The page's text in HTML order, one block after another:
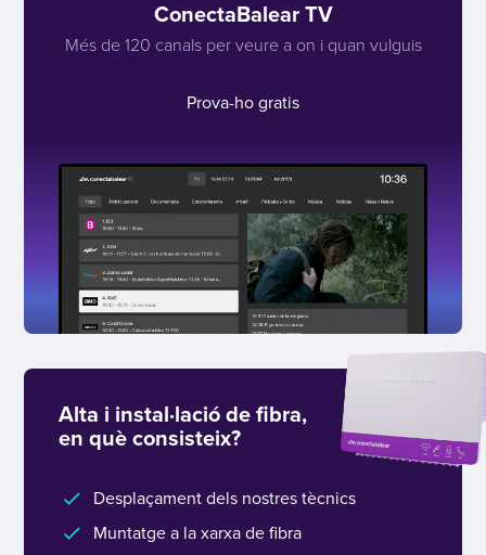
ConectaBalear TV
Més de 120 canals per veure a on i quan vulguis
Prova-ho gratis
Alta i instal·lació de fibra,
en què consisteix?
Desplaçament dels nostres tècnics
Muntatge a la xarxa de fibra